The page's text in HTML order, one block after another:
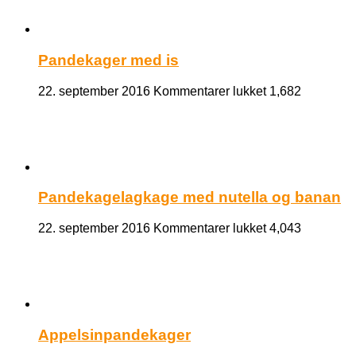
Pandekager med is
22. september 2016 Kommentarer lukkettil1,682
Pandekagelagkage med nutella og banan
22. september 2016 Kommentarer lukkettil4,043
Appelsinpandekager